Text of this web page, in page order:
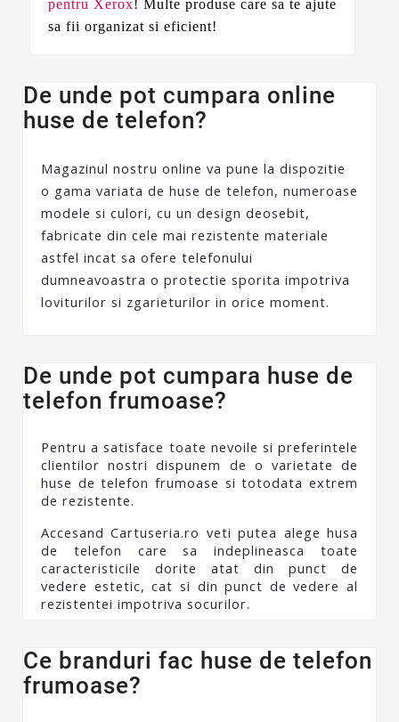
pentru Xerox! Multe produse care sa te ajute
sa fii organizat si eficient!
De unde pot cumpara online
huse de telefon?
Magazinul nostru online va pune la dispozitie
o gama variata de huse de telefon, numeroase
modele si culori, cu un design deosebit,
fabricate din cele mai rezistente materiale
astfel incat sa ofere telefonului
dumneavoastra o protectie sporita impotriva
loviturilor si zgarieturilor in orice moment.
De unde pot cumpara huse de
telefon frumoase?
Pentru a satisface toate nevoile si preferintele
clientilor nostri dispunem de o varietate de
huse de telefon frumoase si totodata extrem
de rezistente.
Accesand Cartuseria.ro veti putea alege husa
de telefon care sa indeplineasca toate
caracteristicile dorite atat din punct de
vedere estetic, cat si din punct de vedere al
rezistentei impotriva socurilor.
Ce branduri fac huse de telefon
frumoase?